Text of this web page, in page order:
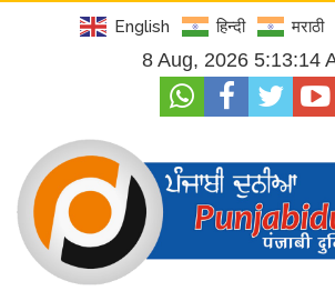
English हिन्दी मराठी
8 Aug, 2026 5:13:16